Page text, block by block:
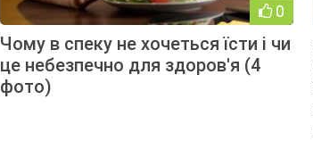
0
Чому в спеку не хочеться їсти і чи
це небезпечно для здоров'я (4
фото)